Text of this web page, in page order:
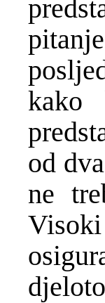
kako
od
ne